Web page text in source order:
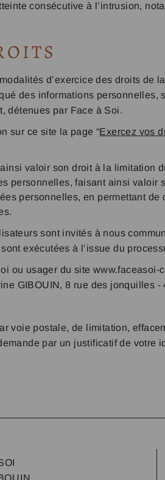
consécutive à l’intrusion,
d’exercice des droits
des informations
détenues par Face à Soi.
sur ce site la page “Exercez vos
valoir son droit à la limitation
personnelles, faisant ainsi valoir
personnelles, en permettant de
sont invités à nous
exécutées à l’issue du
ou usager du site
GIBOUIN, 8 rue des jonquilles -
voie postale, de limitation,
par un justificatif de votre